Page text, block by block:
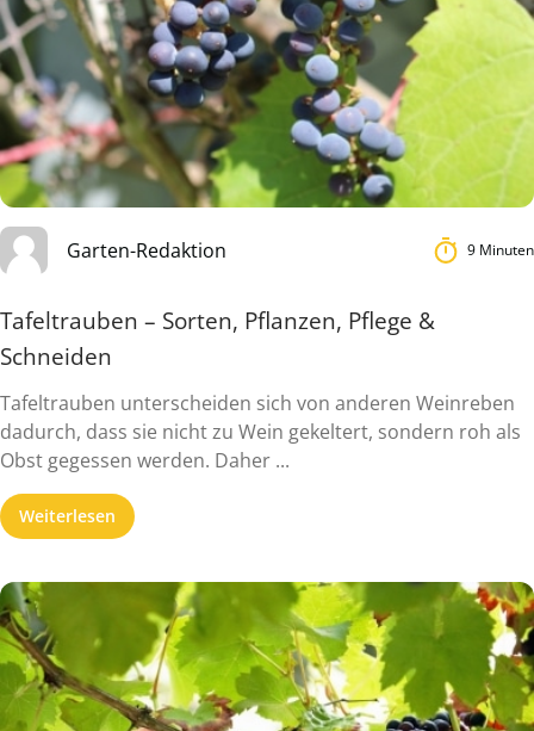
Garten-Redaktion 9 Minuten
Tafeltrauben – Sorten, Pflanzen, Pflege &
Schneiden
Tafeltrauben unterscheiden sich von anderen Weinreben
dadurch, dass sie nicht zu Wein gekeltert, sondern roh als
Obst gegessen werden. Daher ...
Weiterlesen